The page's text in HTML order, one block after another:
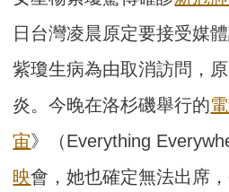
日台灣凌晨原定要接受媒
紫瓊生病為由取消訪問，
炎。今晚在洛杉磯舉行的
宙》（Everything
映會，她也確定無法出席